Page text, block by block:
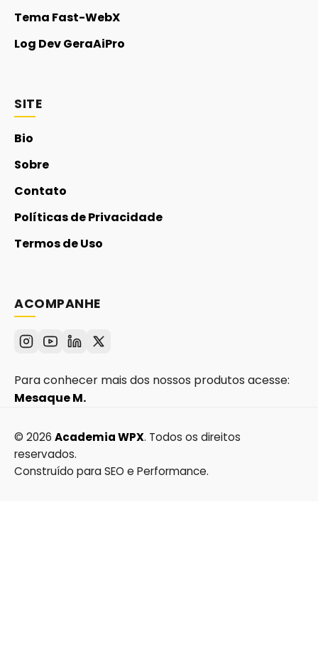
Tema Fast-WebX
Log Dev GeraAiPro
SITE
Bio
Sobre
Contato
Políticas de Privacidade
Termos de Uso
ACOMPANHE
Para conhecer mais dos nossos produtos acesse:
Mesaque M.
© 2026 Academia WPX. Todos os direitos
reservados.
Construído para SEO e Performance.